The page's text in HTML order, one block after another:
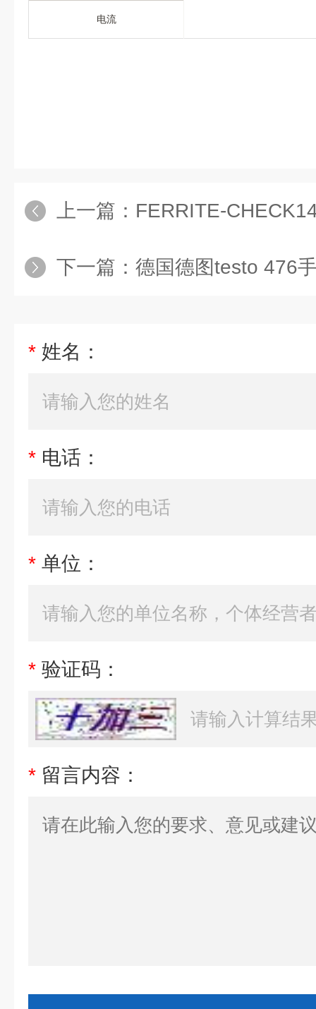
电流
上一篇： FERRITE-CHECK140铁
下一篇： 德国德图testo 476
* 姓名：
* 电话：
* 单位：
* 验证码：
* 留言内容：